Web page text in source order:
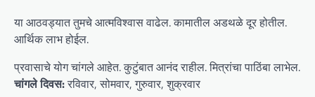
या आठवड्यात तुमचे आत्मविश्वास वाढेल. कामातील अडथळे दूर होतील.
आर्थिक लाभ होईल.
प्रवासाचे योग चांगले आहेत. कुटुंबात आनंद राहील. मित्रांचा पाठिंबा लाभेल.
चांगले दिवस:रविवार, सोमवार, गुरुवार, शुक्रवार